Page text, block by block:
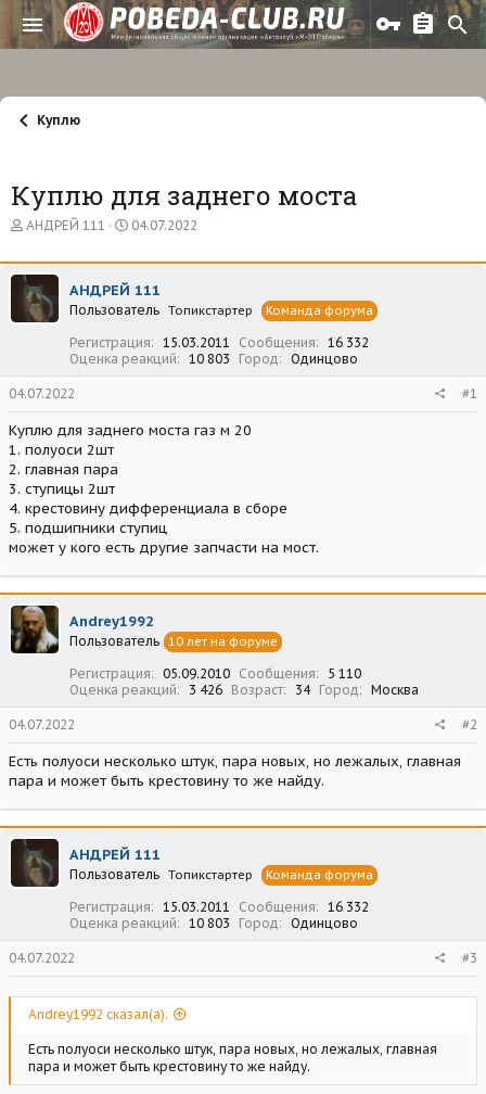
Куплю
Куплю для заднего моста
А
т
о
р
т
АНДРЕЙ 111
Д
т
н
а
а
л
а
04.07.2022
АНДРЕЙ 111
Пользователь Топикстартер Команда форума
Регистрация 15.03.2011 Сообщения
16 332
Оценка реакций
10 803 Город Одинцово
04.07.2022 #1
Куплю для заднего моста газ м 20
1. полуоси 2шт
2. главная пара
3. ступицы 2шт
4. крестовину дифференциала в сборе
5. подшипники ступиц
может у кого есть другие запчасти на мост.
Andrey1992
Пользователь 10 лет на форуме
Регистрация 05.09.2010 Сообщения
5 110
Оценка реакций
3 426 Возраст 34 Город Москва
04.07.2022 #2
Есть полуоси несколько штук, пара новых, но лежалых, главная
пара и может быть крестовину то же найду.
АНДРЕЙ 111
Пользователь Топикстартер Команда форума
Регистрация 15.03.2011 Сообщения
16 332
Оценка реакций
10 803 Город Одинцово
04.07.2022 #3
Andrey1992 сказал(а):
Есть полуоси несколько штук, пара новых, но лежалых, главная
пара и может быть крестовину то же найду.